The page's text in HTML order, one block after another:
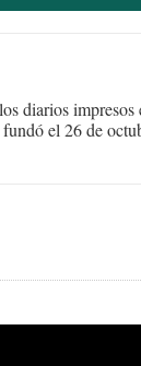
diarios
el 26 de